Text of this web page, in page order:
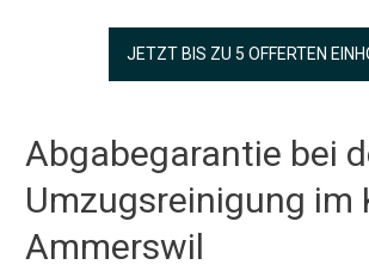
JETZT BIS ZU 5 OFFERTEN
Abgabegarantie bei
Umzugsreinigung im
Ammerswil